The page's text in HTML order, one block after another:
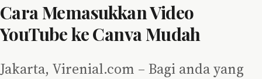
Cara Memasukkan Video
YouTube ke Canva Mudah
Jakarta, Virenial.com – Bagi anda yang